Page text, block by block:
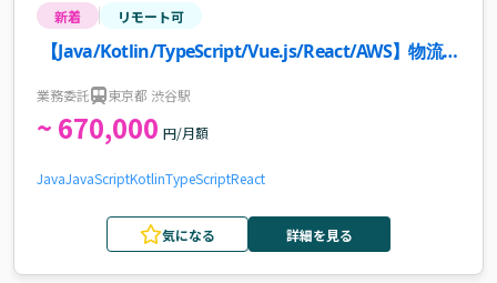
新着 リモート可
【Java/Kotlin/TypeScript/Vue.js/React/AWS】物流業
業務委託 東京都 渋谷駅
~ 670,000 円/月額
JavaJavaScriptKotlinTypeScriptReact
気になる 詳細を見る